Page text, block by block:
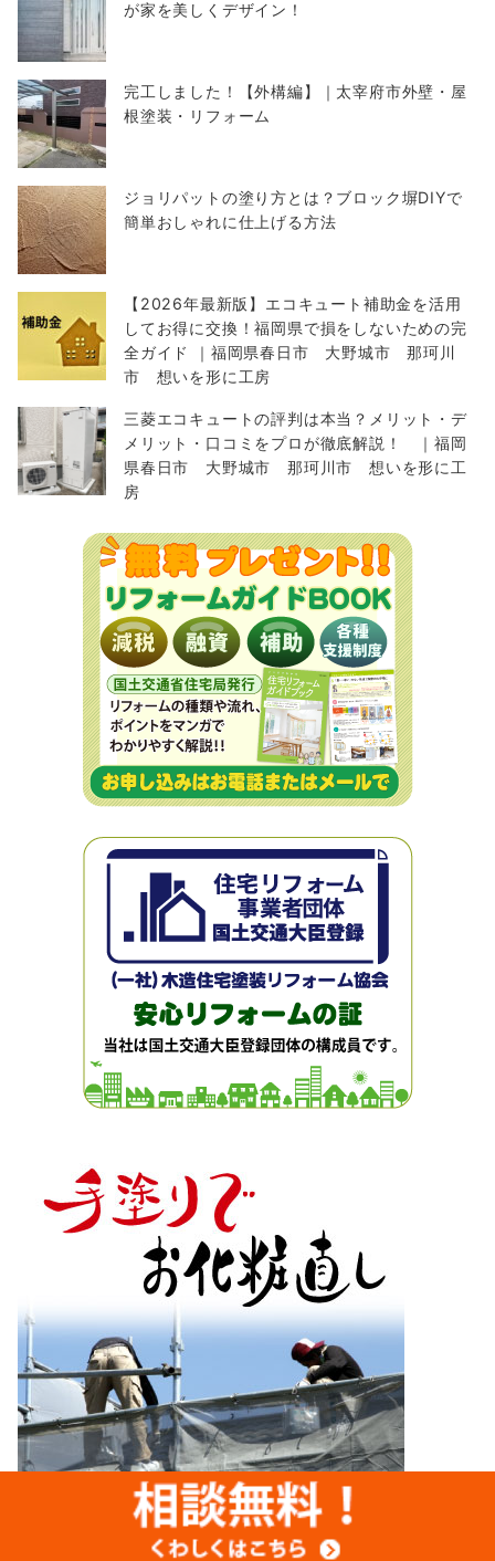
が家を美しくデザイン！
完工しました！【外構編】｜太宰府市外壁・屋
根塗装・リフォーム
ジョリパットの塗り方とは？ブロック塀DIYで
簡単おしゃれに仕上げる方法
【2026年最新版】エコキュート補助金を活用
してお得に交換！福岡県で損をしないための完
全ガイド ｜福岡県春日市 大野城市 那珂川
市 想いを形に工房
三菱エコキュートの評判は本当？メリット・デ
メリット・口コミをプロが徹底解説！ ｜福岡
県春日市 大野城市 那珂川市 想いを形に工
房